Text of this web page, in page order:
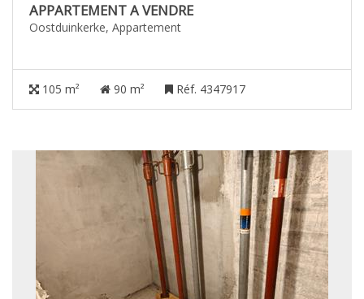
APPARTEMENT A VENDRE
Oostduinkerke, Appartement
105 m² 90 m² Réf. 4347917